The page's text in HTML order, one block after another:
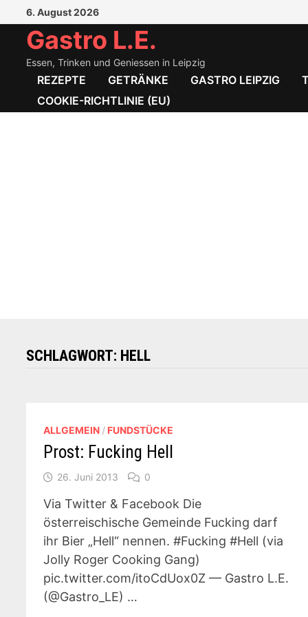
Inhalt
springen
6. August 2026
Gastro L.E.
Essen, Trinken und Geniessen in Leipzig
REZEPTE GETRÄNKE GASTRO LEIPZIG
COOKIE-RICHTLINIE (EU)
SCHLAGWORT: HELL
ALLGEMEIN / FUNDSTÜCKE
Prost: Fucking Hell
26. Juni 2013 0
Via Twitter & Facebook Die
österreischische Gemeinde Fucking darf
ihr Bier „Hell“ nennen. #Fucking #Hell (via
Jolly Roger Cooking Gang)
pic.twitter.com/itoCdUox0Z — Gastro L.E.
(@Gastro_LE) …